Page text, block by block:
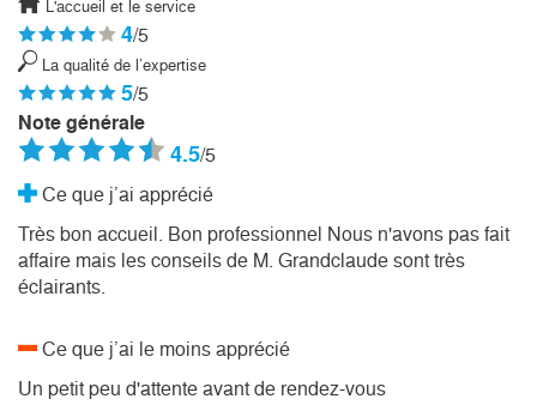
L'accueil et le service
4/5
La qualité de l’expertise
5/5
Note générale
4.5/5
Ce que j’ai apprécié
Très bon accueil. Bon professionnel Nous n'avons pas fait
affaire mais les conseils de M. Grandclaude sont très
éclairants.
Ce que j’ai le moins apprécié
Un petit peu d'attente avant de rendez-vous